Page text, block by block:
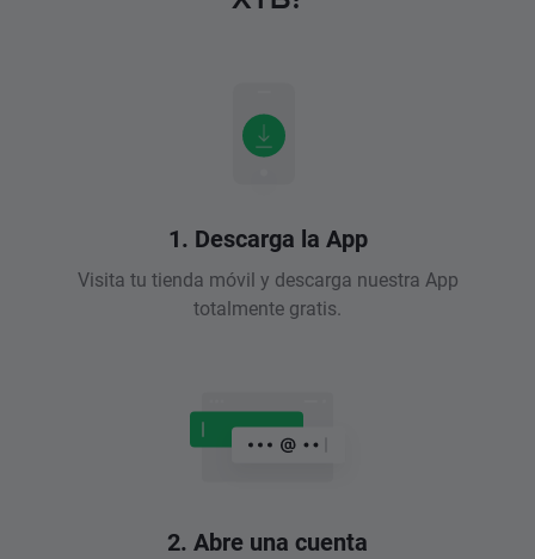
1. Descarga la App
Visita tu tienda móvil y descarga nuestra App
totalmente gratis.
2. Abre una cuenta